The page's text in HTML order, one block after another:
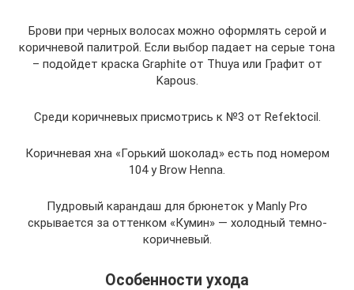
Брови при черных волосах можно оформлять серой и
коричневой палитрой. Если выбор падает на серые тона
– подойдет краска Graphite от Thuya или Графит от
Kapous.
Среди коричневых присмотрись к №3 от Refektocil.
Коричневая хна «Горький шоколад» есть под номером
104 у Brow Henna.
Пудровый карандаш для брюнеток у Manly Pro
скрывается за оттенком «Кумин» — холодный темно-
коричневый.
Особенности ухода